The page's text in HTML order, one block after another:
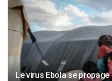
Le virus Ebola se